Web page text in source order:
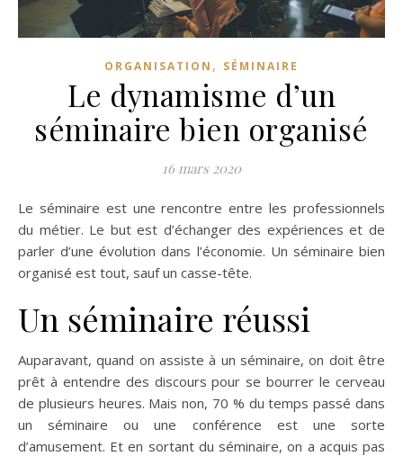
ORGANISATION , SÉMINAIRE
Le dynamisme d’un
séminaire bien organisé
16 mars 2020
Le séminaire est une rencontre entre les professionnels
du métier. Le but est d’échanger des expériences et de
parler d’une évolution dans l’économie. Un séminaire bien
organisé est tout, sauf un casse-tête.
Un séminaire réussi
Auparavant, quand on assiste à un séminaire, on doit être
prêt à entendre des discours pour se bourrer le cerveau
de plusieurs heures. Mais non, 70 % du temps passé dans
un séminaire ou une conférence est une sorte
d’amusement. Et en sortant du séminaire, on a acquis pas